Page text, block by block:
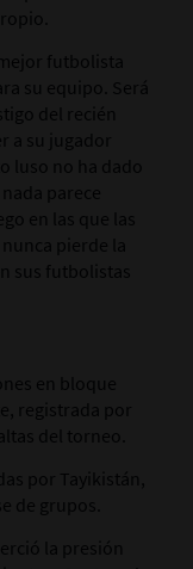
futbolista
su equipo. Será
del recién
a su jugador
luso no ha dado
parece
en las que las
pierde la
sus futbolistas
en bloque
registrada por
del torneo.
por Tayikistán,
de grupos.
la presión